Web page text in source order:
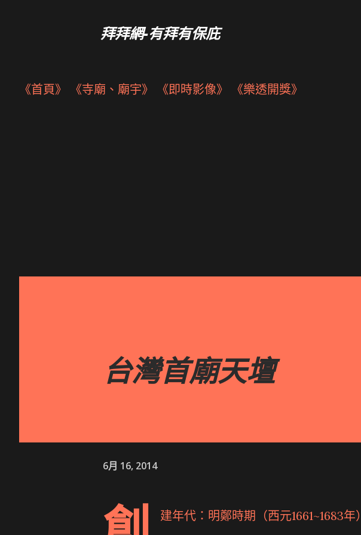
拜拜網-有拜有保庇
《首頁》 《寺廟、廟宇》 《即時影像》 《樂透開獎》
台灣首廟天壇
6月 16, 2014
建年代：明鄭時期（西元1661~1683年）